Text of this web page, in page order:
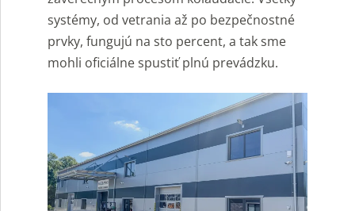
systémy, od vetrania až po bezpečnostné
prvky, fungujú na sto percent, a tak sme
mohli oficiálne spustiť plnú prevádzku.